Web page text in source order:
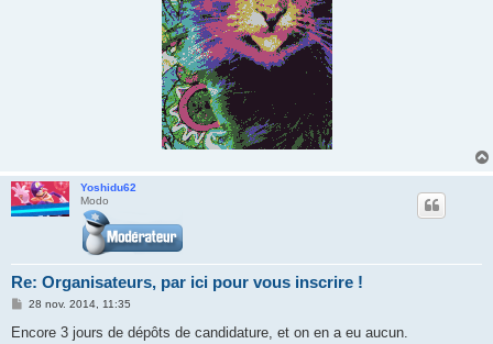
Yoshidu62
Modo
Re: Organisateurs, par ici pour vous inscrire !
M
s
28 nov. 2014, 11:35
Encore 3 jours de dépôts de candidature, et on en a eu aucun.